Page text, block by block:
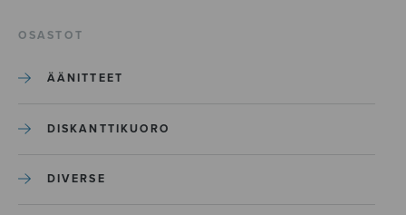
OSASTOT
ÄÄNITTEET
DISKANTTIKUORO
DIVERSE